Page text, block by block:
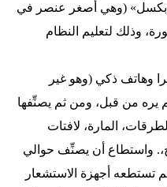
(وهي أصغر عنصر في
وذلك لتعليم النظام
وهاتف ذكي (وهو غير
يره من قبل، ومن ثم يصنِّفها
مثل: الطرقات، المارة، لافتات
واستطاع أن يصنِّف حوالي
لم تستطعه أجهزة الاستشعار